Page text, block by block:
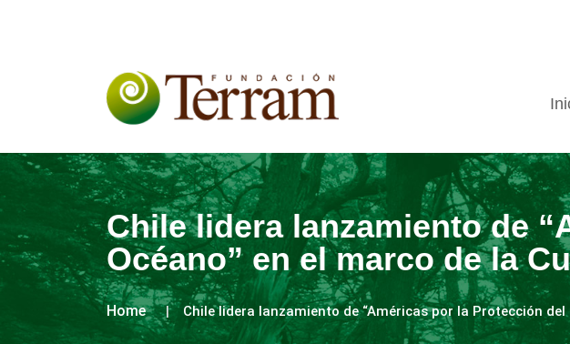
Chile lidera lanzamiento de
Océano” en el marco de la
Home Chile lidera lanzamiento de “Américas por la Protección